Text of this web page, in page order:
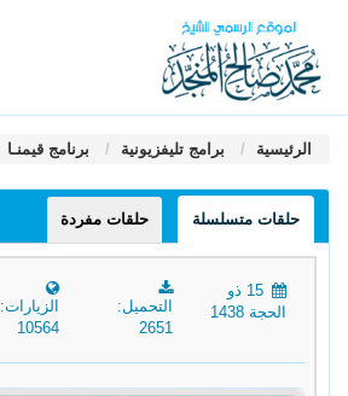
الرئيسية برامج تليفزيونية برنامج قيمنـا
حلقات متسلسلة حلقات مفردة
15 ذو
الحجة 1438
التحميل:
2651
الزيارات:
10564